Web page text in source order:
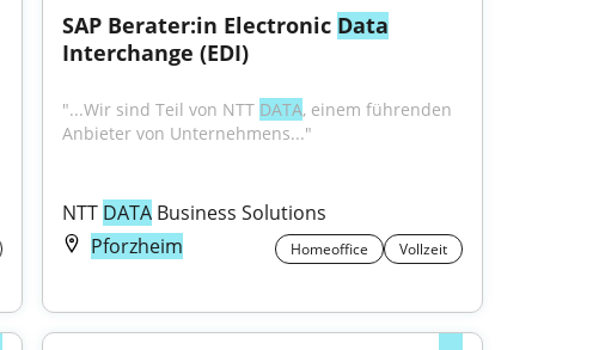
SAP Berater:in Electronic Data
Interchange (EDI)
"...Wir sind Teil von NTT DATA, einem führenden
Anbieter von Unternehmens..."
NTT DATA Business Solutions
Pforzheim
Homeoffice Vollzeit